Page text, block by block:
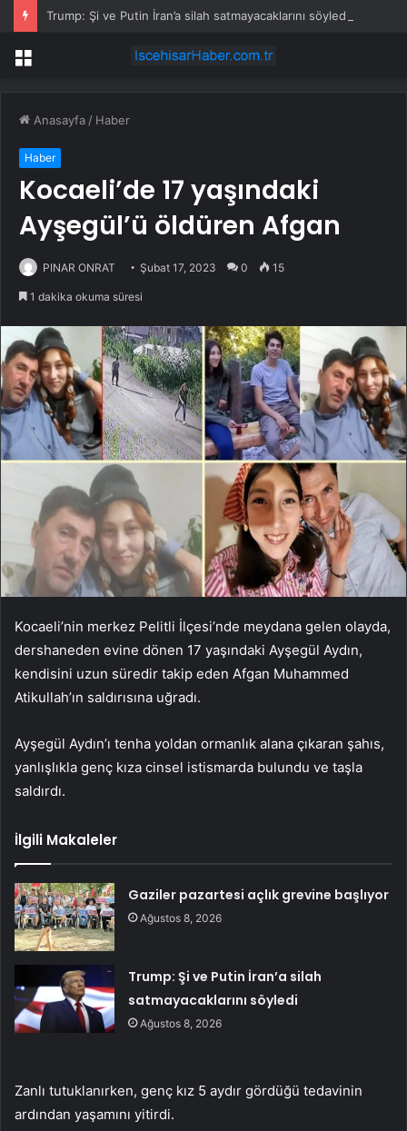
Trump: Şi ve Putin İran’a silah satmayacaklarını söyledi
Menü
Anasayfa / Haber
Haber
Kocaeli’de 17 yaşındaki
Ayşegül’ü öldüren Afgan
PINAR ONRAT Şubat 17, 2023 0 15
1 dakika okuma süresi
Kocaeli’nin merkez Pelitli İlçesi’nde meydana gelen olayda,
dershaneden evine dönen 17 yaşındaki Ayşegül Aydın,
kendisini uzun süredir takip eden Afgan Muhammed
Atikullah’ın saldırısına uğradı.
Ayşegül Aydın’ı tenha yoldan ormanlık alana çıkaran şahıs,
yanlışlıkla genç kıza cinsel istismarda bulundu ve taşla
saldırdı.
İlgili Makaleler
Gaziler pazartesi açlık grevine başlıyor
Ağustos 8, 2026
Trump: Şi ve Putin İran’a silah
satmayacaklarını söyledi
Ağustos 8, 2026
Zanlı tutuklanırken, genç kız 5 aydır gördüğü tedavinin
ardından yaşamını yitirdi.